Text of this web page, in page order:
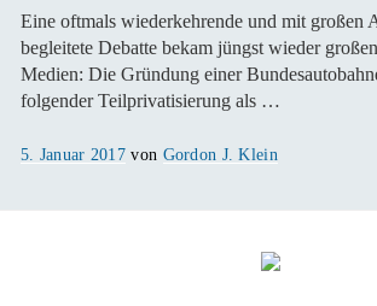
Eine oftmals wiederkehrende und mit großen
begleitete Debatte bekam jüngst wieder
Medien: Die Gründung einer
folgender Teilprivatisierung als …
Veröffentlicht
5. Januar 2017 von Gordon J. Klein